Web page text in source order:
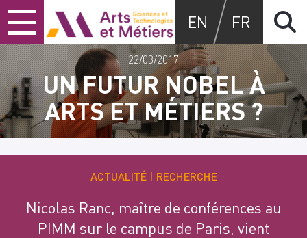
Skip
to
content
Skip
to
main
menu
Skip
to
search
Arts et métiers
EN FR
UN FUTUR NOBEL À
ARTS ET MÉTIERS ?
22/03/2017
ACTUALITÉ RECHERCHE
Nicolas Ranc, maître de conférences au
PIMM sur le campus de Paris, vient